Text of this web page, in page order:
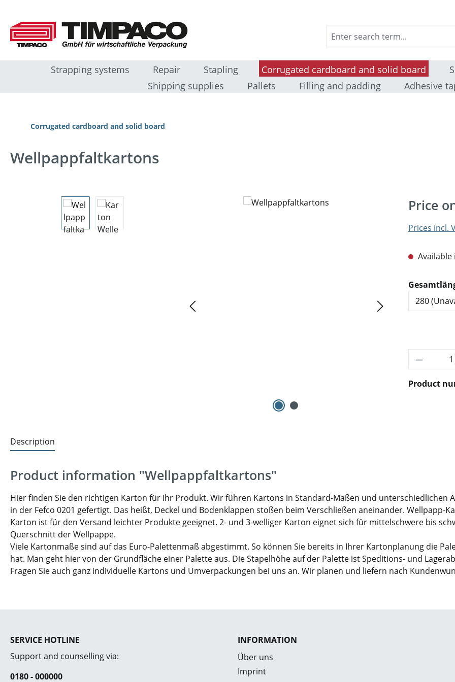
Strapping systems Repair Stapling Corrugated cardboard and solid board
Shipping supplies
Pallets Filling and padding Adhesive
Corrugated cardboard and solid board
Wellpappfaltkartons
Skip image gallery Price
Prices incl.
Available
Select
Product
Description
Product information "Wellpappfaltkartons"
Hier finden Sie den richtigen Karton für Ihr Produkt. Wir führen Kartons in Standard-Maßen und unterschiedlichen
in der Fefco 0201 gefertigt. Das heißt, Deckel und Bodenklappen stoßen beim Verschließen aneinander.
Karton ist für den Versand leichter Produkte geeignet. 2- und 3-welliger Karton eignet sich für mittelschwere bis
Querschnitt der Wellpappe.
Viele Kartonmaße sind auf das Euro-Palettenmaß abgestimmt. So können Sie bereits in Ihrer Kartonplanung die
hat. Man geht hier von der Grundfläche einer Palette aus. Die Stapelhöhe auf der Palette ist Speditions- und
Fragen Sie auch ganz individuelle Kartons und Umverpackungen bei uns an. Wir planen und liefern nach
SERVICE HOTLINE
Support and counselling via:
0180 - 000000
INFORMATION
Über uns
Imprint